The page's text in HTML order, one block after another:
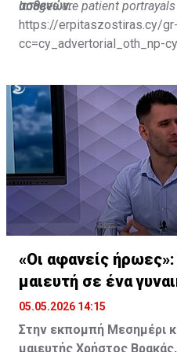
ασθενών.
Images are patient portrayals
https://erpitaszostiras.cy/
cc=cy_advertorial_oth_np-
«Οι αφανείς
μαιευτή σε ένα
επάγγελμα
05.05.2026 14:15
Στην εκπομπή Μεσημέρι
μαιευτής Χρήστος